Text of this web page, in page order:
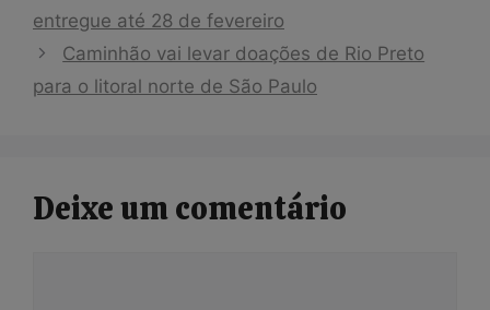
entregue até 28 de fevereiro
Caminhão vai levar doações de Rio Preto
para o litoral norte de São Paulo
Deixe um comentário